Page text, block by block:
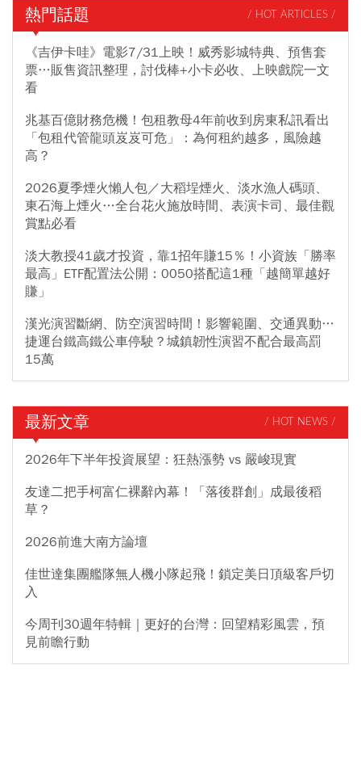
熱門話題 / HOT ARTICLES /
《吉伊卡哇》電影7/31上映！威秀影城特典、預售套
票…販售資訊整理，討伐棒+小卡必收、上映戲院一文
看
兆基百億財務危機！包租教母4年前收到房東私訊看出
「包租代管龍頭岌岌可危」：為何租約越多，風險越
高？
2026夏季煙火懶人包／大稻埕煙火、淡水漁人碼頭、
東石海上煙火…全台花火施放時間、表演卡司、最佳觀
賞點必看
淡大教授41歲才投資，靠1招年賺15％！小資族「勝率
最高」ETF配置法公開：0050搭配這1種「越簡單越好
賺」
漢光演習斷網、防空演習時間！影響範圍、交通異動…
捷運台鐵高鐵公車停駛？城鎮韌性演習不配合最高罰
15萬
最新文章 / HOT NEWS /
2026年下半年投資展望：狂熱漲勢 vs 嚴峻現實
友達二把手柯富仁裸辭內幕！「落後群創」成最後稻
草？
2026前進大南方論壇
佳世達集團艦隊無人機小隊起飛！鎖定美日頂級客戶切
入
今周刊30週年特輯｜更好的台灣：回望精彩風雲，預
見前瞻行動